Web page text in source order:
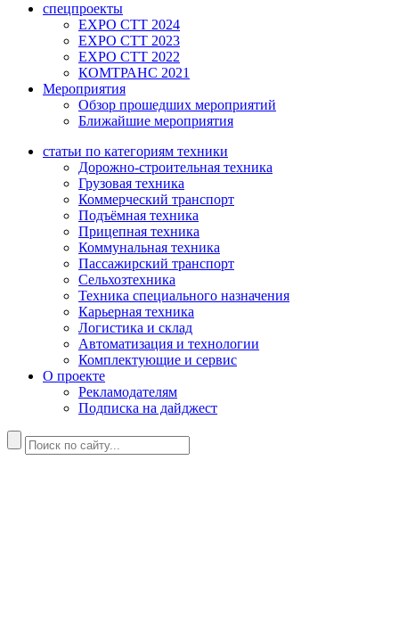
спецпроекты
EXPO CTT 2024
EXPO CTT 2023
EXPO CTT 2022
КОМТРАНС 2021
Мероприятия
Обзор прошедших мероприятий
Ближайшие мероприятия
статьи по категориям техники
Дорожно-строительная техника
Грузовая техника
Коммерческий транспорт
Подъёмная техника
Прицепная техника
Коммунальная техника
Пассажирский транспорт
Сельхозтехника
Техника специального назначения
Карьерная техника
Логистика и склад
Автоматизация и технологии
Комплектующие и сервис
О проекте
Рекламодателям
Подписка на дайджест